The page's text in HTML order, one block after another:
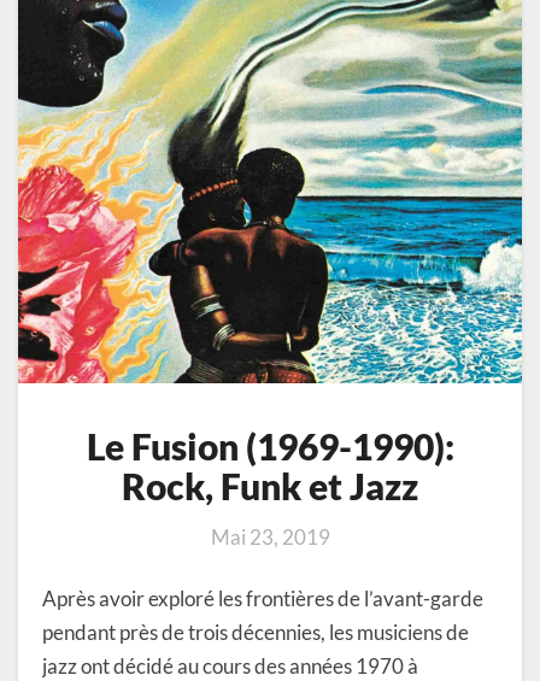
Jazz
Le Fusion (1969-1990):
Rock, Funk et Jazz
Mai 23, 2019
Après avoir exploré les frontières de l’avant-garde
pendant près de trois décennies, les musiciens de
jazz ont décidé au cours des années 1970 à